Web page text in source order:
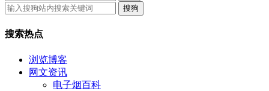
搜狗
搜索热点
浏览博客
网文资讯
电子烟百科